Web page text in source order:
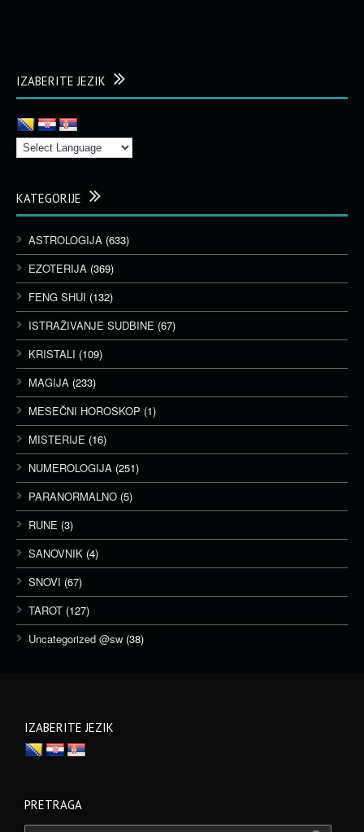
IZABERITE JEZIK
KATEGORIJE
ASTROLOGIJA (633)
EZOTERIJA (369)
FENG SHUI (132)
ISTRAŽIVANJE SUDBINE (67)
KRISTALI (109)
MAGIJA (233)
MESEČNI HOROSKOP (1)
MISTERIJE (16)
NUMEROLOGIJA (251)
PARANORMALNO (5)
RUNE (3)
SANOVNIK (4)
SNOVI (67)
TAROT (127)
Uncategorized @sw (38)
IZABERITE JEZIK
PRETRAGA